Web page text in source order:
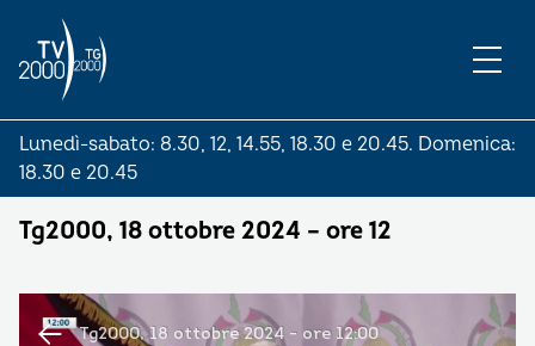
Lunedì-sabato: 8.30, 12, 14.55, 18.30 e 20.45. Domenica:
18.30 e 20.45
Tg2000, 18 ottobre 2024 – ore 12